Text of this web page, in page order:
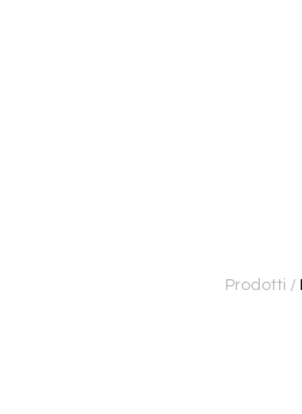
Prodotti /